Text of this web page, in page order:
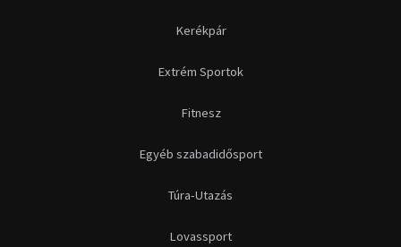
Kerékpár
Extrém Sportok
Fitnesz
Egyéb szabadidősport
Túra-Utazás
Lovassport